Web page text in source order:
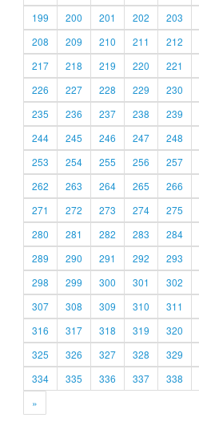
199
200 201 202 203
208
209 210 211 212
217
218 219 220 221
226
227 228 229 230
235
236 237 238 239
244
245 246 247 248
253
254 255 256 257
262
263 264 265 266
271
272 273 274 275
280
281 282 283 284
289
290 291 292 293
298
299 300 301 302
307
308 309 310 311
316
317 318 319 320
325
326 327 328 329
334
335 336 337 338
»